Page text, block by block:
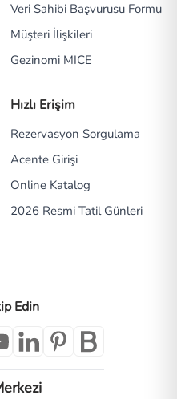
Veri Sahibi Başvurusu Formu
Müşteri İlişkileri
Gezinomi MICE
Hızlı Erişim
Rezervasyon Sorgulama
Acente Girişi
Online Katalog
2026 Resmi Tatil Günleri
Edin